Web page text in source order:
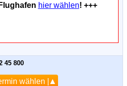
hier wählen! +++
45 800
wählen |